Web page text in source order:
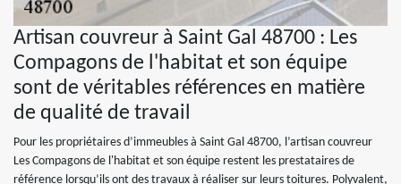
Artisan couvreur à Saint Gal 48700 : Les
Compagons de l'habitat et son équipe
sont de véritables références en matière
de qualité de travail
Pour les propriétaires d’immeubles à Saint Gal 48700, l’artisan couvreur
Les Compagons de l'habitat et son équipe restent les prestataires de
référence lorsqu’ils ont des travaux à réaliser sur leurs toitures. Polyvalent,